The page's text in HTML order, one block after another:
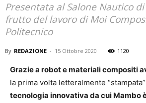
Presentata al Salone Nautico
frutto del lavoro di Moi
Politecnico
By REDAZIONE - 15 Ottobre 2020 1120
Grazie a robot e materiali compositi
la prima volta letteralmente
tecnologia innovativa da cui Mambo